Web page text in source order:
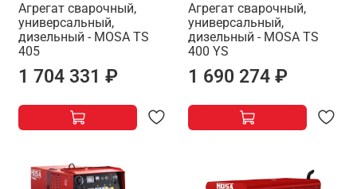
Агрегат сварочный,
универсальный,
дизельный - MOSA TS
405
1 704 331 ₽
Агрегат сварочный,
универсальный,
дизельный - MOSA TS
400 YS
1 690 274 ₽